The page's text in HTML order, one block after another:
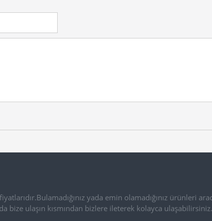
yada emin olamadığınız ürünleri
bize ulaşın kısmından bizlere ileterek kolayca ulaşabilirsiniz.